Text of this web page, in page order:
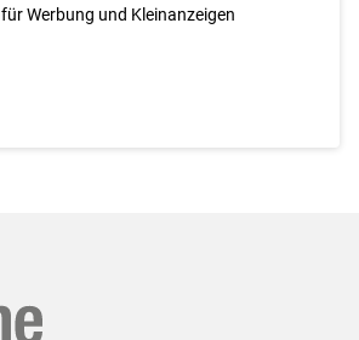
für Werbung und Kleinanzeigen